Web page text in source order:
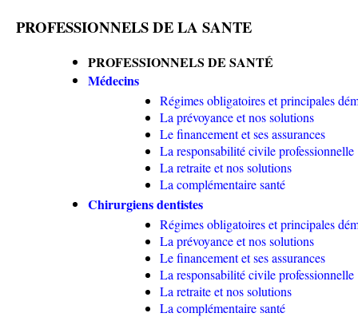
PROFESSIONNELS DE LA SANTE
PROFESSIONNELS DE SANTÉ
Médecins
Régimes obligatoires et principales
La prévoyance et nos solutions
Le financement et ses assurances
La responsabilité civile professionnelle
La retraite et nos solutions
La complémentaire santé
Chirurgiens dentistes
Régimes obligatoires et principales
La prévoyance et nos solutions
Le financement et ses assurances
La responsabilité civile professionnelle
La retraite et nos solutions
La complémentaire santé